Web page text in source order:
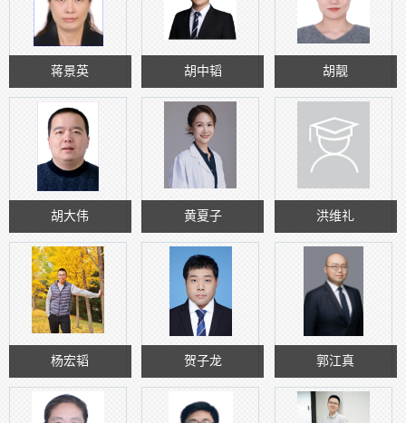
蒋景英 胡中韬 胡靓
胡大伟 黄夏子 洪维礼
杨宏韬 贺子龙 郭江真